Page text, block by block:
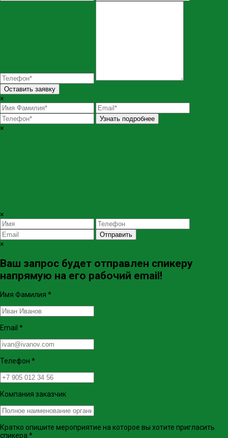
Оставить заявку
×
Узнать подробнее
×
×
Отправить
×
Ваш запрос будет отправлен спикеру
напрямую на его рабочий email!
Имя Фамилия *
Email *
Телефон *
Компания заказчик
Кратко опишите мероприятие на которое вы хотите пригласить
спикера *